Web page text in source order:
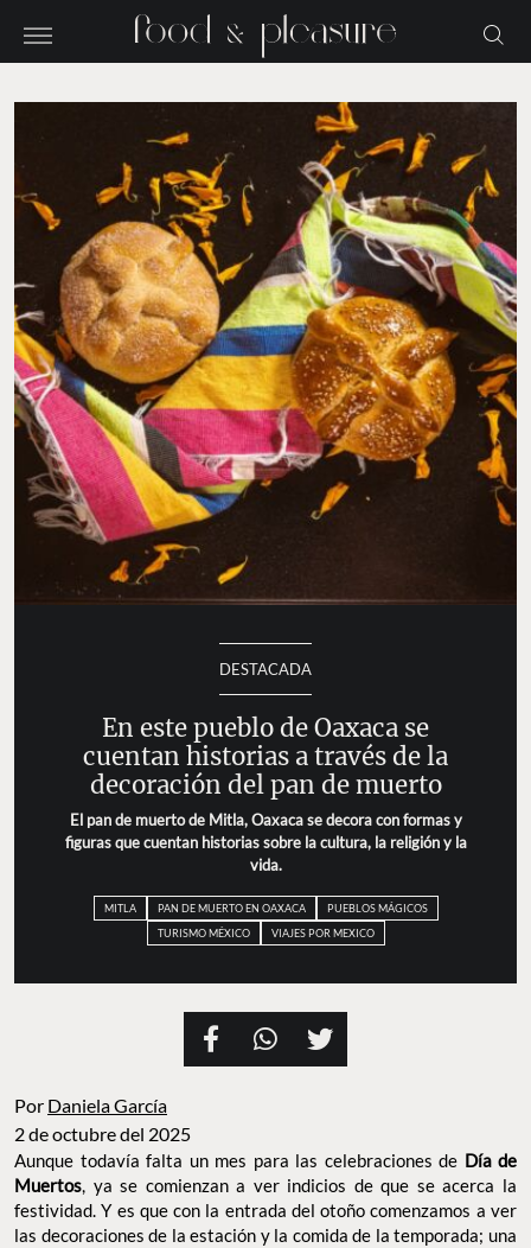
DESTACADA
En este pueblo de Oaxaca se
cuentan historias a través de la
decoración del pan de muerto
El pan de muerto de Mitla, Oaxaca se decora con formas y
figuras que cuentan historias sobre la cultura, la religión y la
vida.
MITLA PAN DE MUERTO EN OAXACA
PUEBLOS MÁGICOS
TURISMO MÉXICO
VIAJES POR MEXICO
Por Daniela García
2 de octubre del 2025
Aunque todavía falta un mes para las celebraciones de Día de
Muertos, ya se comienzan a ver indicios de que se acerca la
festividad. Y es que con la entrada del otoño comenzamos a ver
las decoraciones de la estación y la comida de la temporada; una